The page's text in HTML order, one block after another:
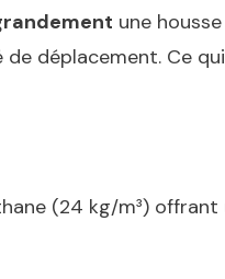
une
déplacement. Ce
(24 kg/m³)